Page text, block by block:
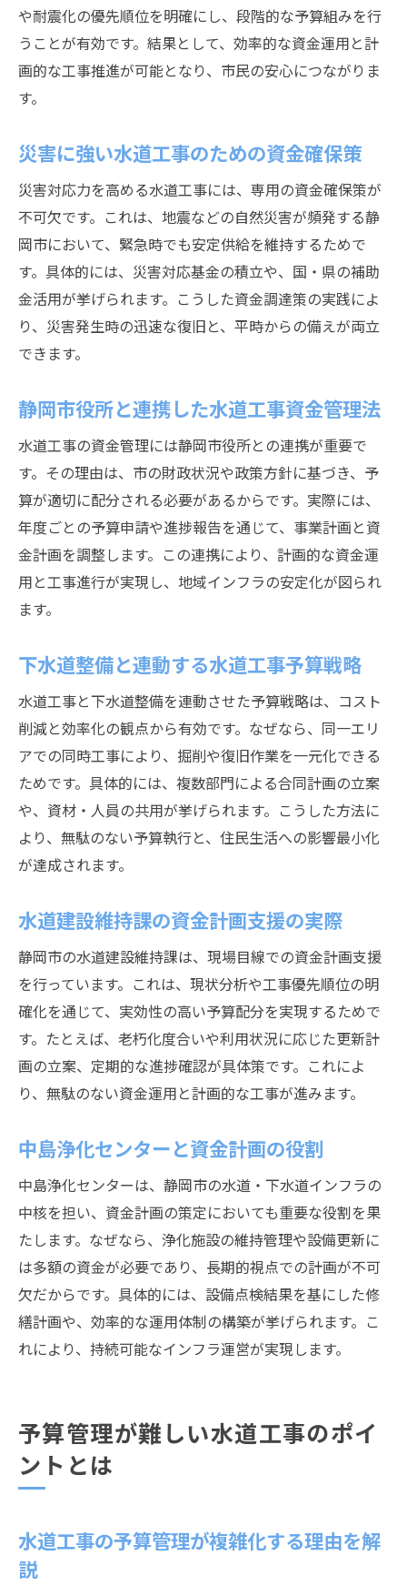
や耐震化の優先順位を明確にし、段階的な予算組みを行
うことが有効です。結果として、効率的な資金運用と計
画的な工事推進が可能となり、市民の安心につながりま
す。
災害に強い水道工事のための資金確保策
災害対応力を高める水道工事には、専用の資金確保策が
不可欠です。これは、地震などの自然災害が頻発する静
岡市において、緊急時でも安定供給を維持するためで
す。具体的には、災害対応基金の積立や、国・県の補助
金活用が挙げられます。こうした資金調達策の実践によ
り、災害発生時の迅速な復旧と、平時からの備えが両立
できます。
静岡市役所と連携した水道工事資金管理法
水道工事の資金管理には静岡市役所との連携が重要で
す。その理由は、市の財政状況や政策方針に基づき、予
算が適切に配分される必要があるからです。実際には、
年度ごとの予算申請や進捗報告を通じて、事業計画と資
金計画を調整します。この連携により、計画的な資金運
用と工事進行が実現し、地域インフラの安定化が図られ
ます。
下水道整備と連動する水道工事予算戦略
水道工事と下水道整備を連動させた予算戦略は、コスト
削減と効率化の観点から有効です。なぜなら、同一エリ
アでの同時工事により、掘削や復旧作業を一元化できる
ためです。具体的には、複数部門による合同計画の立案
や、資材・人員の共用が挙げられます。こうした方法に
より、無駄のない予算執行と、住民生活への影響最小化
が達成されます。
水道建設維持課の資金計画支援の実際
静岡市の水道建設維持課は、現場目線での資金計画支援
を行っています。これは、現状分析や工事優先順位の明
確化を通じて、実効性の高い予算配分を実現するためで
す。たとえば、老朽化度合いや利用状況に応じた更新計
画の立案、定期的な進捗確認が具体策です。これによ
り、無駄のない資金運用と計画的な工事が進みます。
中島浄化センターと資金計画の役割
中島浄化センターは、静岡市の水道・下水道インフラの
中核を担い、資金計画の策定においても重要な役割を果
たします。なぜなら、浄化施設の維持管理や設備更新に
は多額の資金が必要であり、長期的視点での計画が不可
欠だからです。具体的には、設備点検結果を基にした修
繕計画や、効率的な運用体制の構築が挙げられます。こ
れにより、持続可能なインフラ運営が実現します。
予算管理が難しい水道工事のポイ
ントとは
水道工事の予算管理が複雑化する理由を解
説